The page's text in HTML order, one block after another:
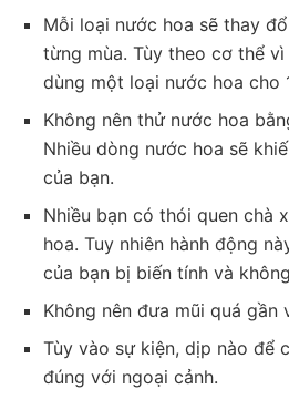
Mỗi loại nước hoa sẽ thay
từng mùa. Tùy theo cơ thể
dùng một loại nước hoa cho
Không nên thử nước hoa
Nhiều dòng nước hoa sẽ
của bạn.
Nhiều bạn có thói quen chà
hoa. Tuy nhiên hành động
của bạn bị biến tính và
Không nên đưa mũi quá gần
Tùy vào sự kiện, dịp nào để
đúng với ngoại cảnh.